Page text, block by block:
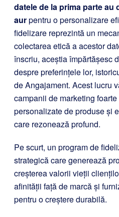
datele de la prima parte
aurpentru o personalizare
fidelizare reprezintă un
colectarea etică a acestor
înscriu, aceștia împărtășesc
despre preferințele lor,
de Angajament. Acest lucru
campanii de marketing
personalizate de produse și
care rezonează profund.
Pe scurt, un program de
strategică care generează
creșterea valorii vieții
afinității față de marcă și
pentru o creștere durabilă.